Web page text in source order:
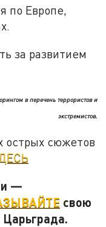
по Европе,
за развитием
в перечень террористов и
экстремистов.
острых сюжетов
—
свою